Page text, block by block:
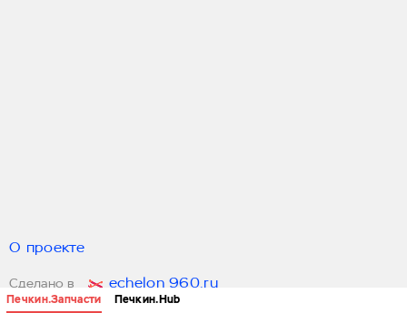
Печкин.Запчасти Печкин.Hub
О проекте
Сделано в echelon 960.ru